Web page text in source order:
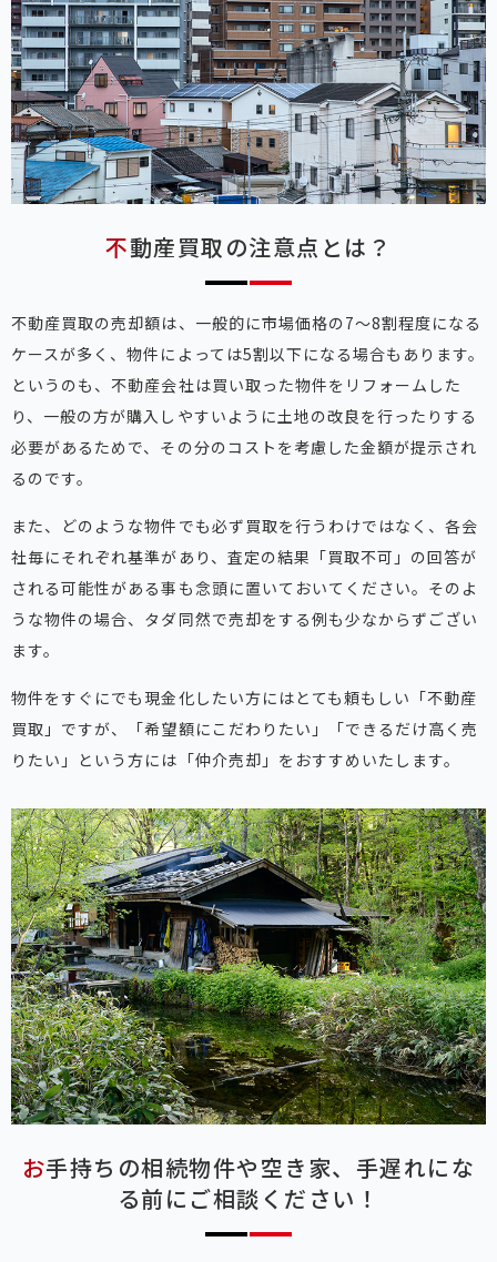
不動産買取の注意点とは？
不動産買取の売却額は、一般的に市場価格の7～8割程度になる
ケースが多く、物件によっては5割以下になる場合もあります。
というのも、不動産会社は買い取った物件をリフォームした
り、一般の方が購入しやすいように土地の改良を行ったりする
必要があるためで、その分のコストを考慮した金額が提示され
るのです。
また、どのような物件でも必ず買取を行うわけではなく、各会
社毎にそれぞれ基準があり、査定の結果「買取不可」の回答が
される可能性がある事も念頭に置いておいてください。そのよ
うな物件の場合、タダ同然で売却をする例も少なからずござい
ます。
物件をすぐにでも現金化したい方にはとても頼もしい「不動産
買取」ですが、「希望額にこだわりたい」「できるだけ高く売
りたい」という方には「仲介売却」をおすすめいたします。
お手持ちの相続物件や空き家、手遅れにな
る前にご相談ください！